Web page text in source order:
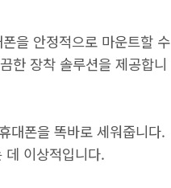
을 안정적으로 마운트할 수
한 장착 솔루션을 제공합니
대폰을 똑바로 세워줍니다.
이상적입니다.